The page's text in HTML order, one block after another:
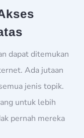
dapat ditemukan
Ada jutaan
jenis topik.
untuk lebih
pernah mereka